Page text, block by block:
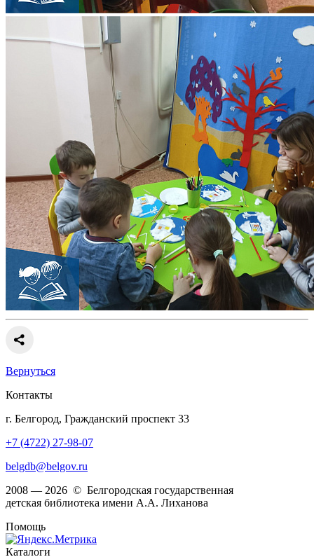
Вернуться
Контакты
г. Белгород, Гражданский проспект 33
+7 (4722) 27-98-07
belgdb@belgov.ru
2008 — 2026 © Белгородская государственная
детская библиотека имени А.А. Лиханова
Помощь
Каталоги